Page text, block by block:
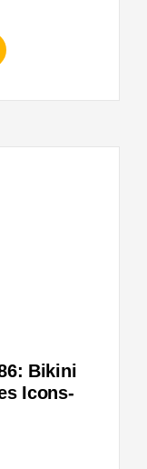
Bikini
Icons-